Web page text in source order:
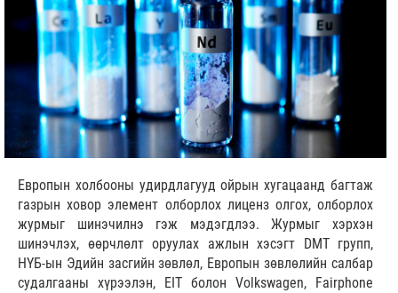
Европын холбооны удирдлагууд ойрын хугацаанд багтаж
газрын ховор элемент олборлох лиценз олгох, олборлох
журмыг шинэчилнэ гэж мэдэгдлээ. Журмыг хэрхэн
шинэчлэх, өөрчлөлт оруулах ажлын хэсэгт DMT групп,
НҮБ-ын Эдийн засгийн зөвлөл, Европын зөвлөлийн салбар
судалгааны хүрээлэн, EIT болон Volkswagen, Fairphone